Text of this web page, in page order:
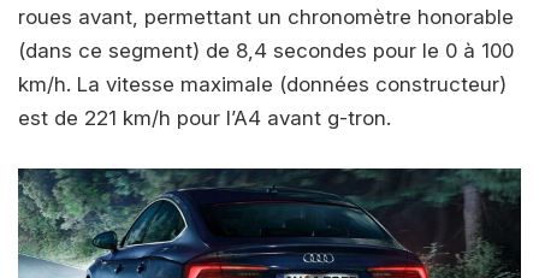
roues avant, permettant un chronomètre honorable
(dans ce segment) de 8,4 secondes pour le 0 à 100
km/h. La vitesse maximale (données constructeur)
est de 221 km/h pour l’A4 avant g-tron.